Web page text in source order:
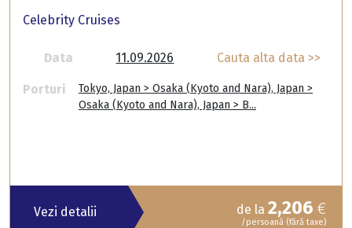
Celebrity Cruises
Data 11.09.2026 Cauta alta data >>
Porturi
Tokyo, Japan > Osaka (Kyoto and Nara), Japan >
Osaka (Kyoto and Nara), Japan > B...
Vezi detalii de la 2,206 €
/persoană (fără taxe)